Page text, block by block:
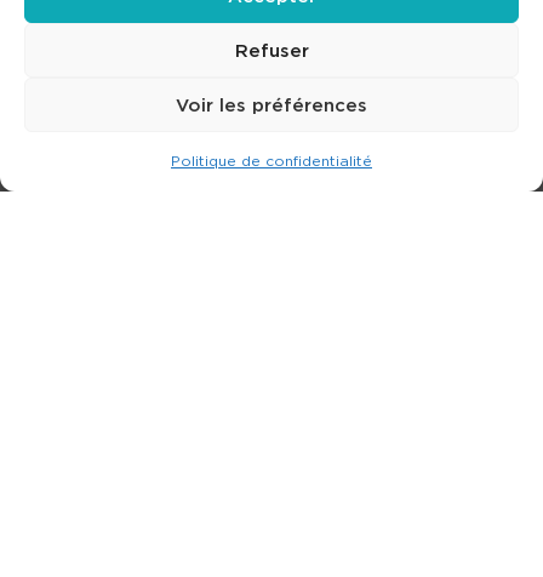
Refuser
Voir les préférences
Politique de confidentialité